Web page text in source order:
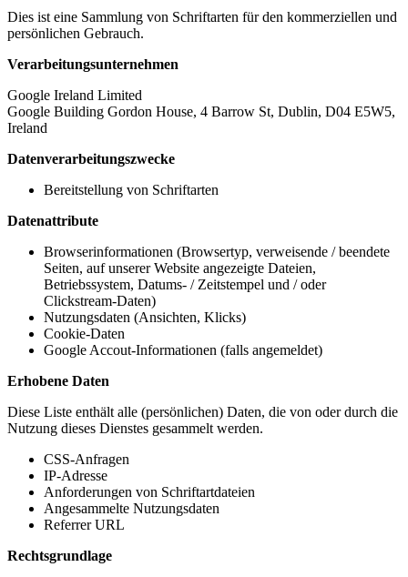
Dies ist eine Sammlung von Schriftarten für den kommerziellen und
persönlichen Gebrauch.
Verarbeitungsunternehmen
Google Ireland Limited
Google Building Gordon House, 4 Barrow St, Dublin, D04 E5W5,
Ireland
Datenverarbeitungszwecke
Bereitstellung von Schriftarten
Datenattribute
Browserinformationen (Browsertyp, verweisende / beendete
Seiten, auf unserer Website angezeigte Dateien,
Betriebssystem, Datums- / Zeitstempel und / oder
Clickstream-Daten)
Nutzungsdaten (Ansichten, Klicks)
Cookie-Daten
Google Accout-Informationen (falls angemeldet)
Erhobene Daten
Diese Liste enthält alle (persönlichen) Daten, die von oder durch die
Nutzung dieses Dienstes gesammelt werden.
CSS-Anfragen
IP-Adresse
Anforderungen von Schriftartdateien
Angesammelte Nutzungsdaten
Referrer URL
Rechtsgrundlage